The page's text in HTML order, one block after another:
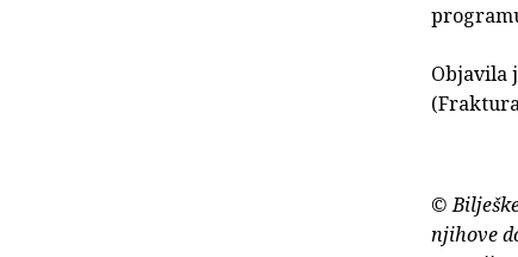
Objavila
©
njihove